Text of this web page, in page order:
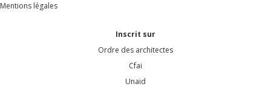
Mentions légales
Inscrit sur
Ordre des architectes
Cfai
Unaid